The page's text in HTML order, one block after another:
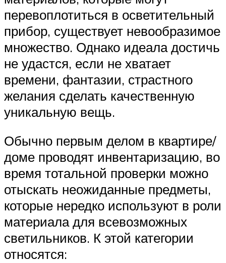
перевоплотиться в осветительный
прибор, существует невообразимое
множество. Однако идеала достичь
не удастся, если не хватает
времени, фантазии, страстного
желания сделать качественную
уникальную вещь.
Обычно первым делом в квартире/
доме проводят инвентаризацию, во
время тотальной проверки можно
отыскать неожиданные предметы,
которые нередко используют в роли
материала для всевозможных
светильников. К этой категории
относятся: